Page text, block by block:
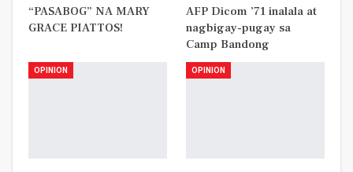
“PASABOG” NA MARY
GRACE PIATTOS!
AFP Dicom ’71 inalala at
nagbigay-pugay sa
Camp Bandong
OPINION OPINION